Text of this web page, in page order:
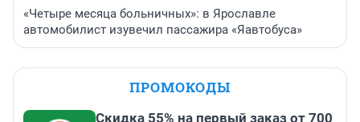
«Четыре месяца больничных»: в Ярославле
автомобилист изувечил пассажира «Яавтобуса»
ПРОМОКОДЫ
Скидка 55% на первый заказ от 700